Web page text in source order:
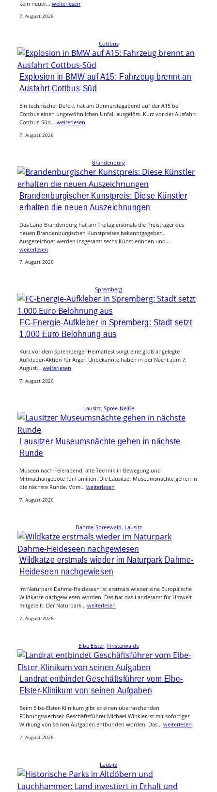
kein neuer… weiterlesen
7. August 2026
Cottbus
Explosion in BMW auf A15: Fahrzeug brennt an
Ausfahrt Cottbus-Süd
Ein technischer Defekt hat am Donnerstagabend auf der A15 bei
Cottbus einen ungewöhnlichen Unfall ausgelöst. Kurz vor der Ausfahrt
Cottbus-Süd… weiterlesen
7. August 2026
Brandenburg
Brandenburgischer Kunstpreis: Diese Künstler
erhalten die neuen Auszeichnungen
Das Land Brandenburg hat am Freitag erstmals die Preisträger des
neuen Brandenburgischen Kunstpreises bekanntgegeben.
Ausgezeichnet werden insgesamt sechs Künstlerinnen und…
weiterlesen
7. August 2026
Spremberg
FC-Energie-Aufkleber in Spremberg: Stadt setzt
1.000 Euro Belohnung aus
Kurz vor dem Spremberger Heimatfest sorgt eine groß angelegte
Aufkleber-Aktion für Ärger. Unbekannte haben in der Nacht zum 7.
August… weiterlesen
7. August 2026
Lausitz, Spree-Neiße
Lausitzer Museumsnächte gehen in nächste
Runde
Museen nach Feierabend, alte Technik in Bewegung und
Mitmachangebote für Familien: Die Lausitzer Museumsnächte gehen in
die nächste Runde. Vom… weiterlesen
7. August 2026
Dahme-Spreewald Lausitz
Wildkatze erstmals wieder im Naturpark Dahme-
Heideseen nachgewiesen
Im Naturpark Dahme-Heideseen ist erstmals wieder eine Europäische
Wildkatze nachgewiesen worden. Das hat das Landesamt für Umwelt
mitgeteilt. Der Naturpark… weiterlesen
7. August 2026
Elbe Elster, Finsterwalde
Landrat entbindet Geschäftsführer vom Elbe-
Elster-Klinikum von seinen Aufgaben
Beim Elbe-Elster-Klinikum gibt es einen überraschenden
Führungswechsel: Geschäftsführer Michael Winkler ist mit sofortiger
Wirkung von seinen Aufgaben entbunden worden. Das… weiterlesen
7. August 2026
Lausitz